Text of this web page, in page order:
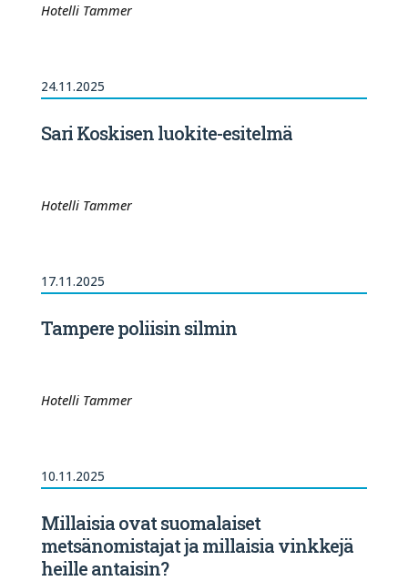
Hotelli Tammer
24.11.2025
Sari Koskisen luokite-esitelmä
Hotelli Tammer
17.11.2025
Tampere poliisin silmin
Hotelli Tammer
10.11.2025
Millaisia ovat suomalaiset
metsänomistajat ja millaisia vinkkejä
heille antaisin?